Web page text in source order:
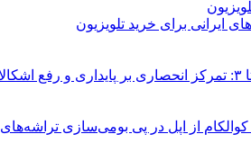
ایرانی برای خرید تلویزیون
از اپل در پی بومی‌سازی